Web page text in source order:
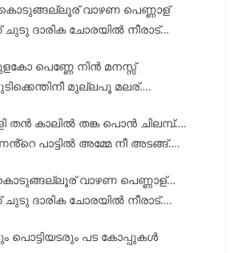
വാഴണ പെണ്ണാള്
ദാരിക ചോരയിൽ നീരാട്…
മുളകോ പെണ്ണേ നിൻ മനസ്സ്
മുല്ലപൂ മലര്….
തൻ കാലിൽ തങ്ക പൊൻ ചിലമ്പ്‌….
പാട്ടിൽ അമ്മേ നീ അടങ്ങ്….
കൊടുങ്ങല്ലൂര് വാഴണ പെണ്ണാള്…
ദാരിക ചോരയിൽ നീരാട്….
പൊട്ടിയടരും പട കോപ്പുകൾ